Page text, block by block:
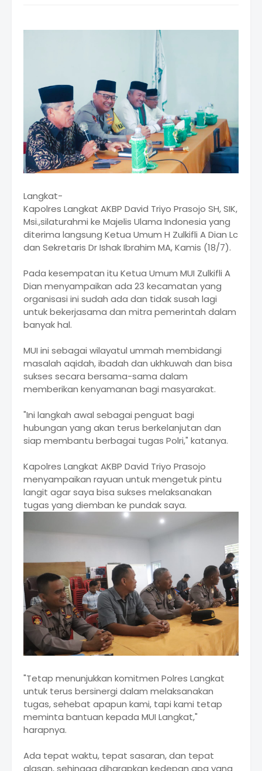
Langkat-
Kapolres Langkat AKBP David Triyo Prasojo SH, SIK,
Msi.,silaturahmi ke Majelis Ulama Indonesia yang
diterima langsung Ketua Umum H Zulkifli A Dian Lc
dan Sekretaris Dr Ishak Ibrahim MA, Kamis (18/7).
Pada kesempatan itu Ketua Umum MUI Zulkifli A
Dian menyampaikan ada 23 kecamatan yang
organisasi ini sudah ada dan tidak susah lagi
untuk bekerjasama dan mitra pemerintah dalam
banyak hal.
MUI ini sebagai wilayatul ummah membidangi
masalah aqidah, ibadah dan ukhkuwah dan bisa
sukses secara bersama-sama dalam
memberikan kenyamanan bagi masyarakat.
"Ini langkah awal sebagai penguat bagi
hubungan yang akan terus berkelanjutan dan
siap membantu berbagai tugas Polri," katanya.
Kapolres Langkat AKBP David Triyo Prasojo
menyampaikan rayuan untuk mengetuk pintu
langit agar saya bisa sukses melaksanakan
tugas yang diemban ke pundak saya.
"Tetap menunjukkan komitmen Polres Langkat
untuk terus bersinergi dalam melaksanakan
tugas, sehebat apapun kami, tapi kami tetap
meminta bantuan kepada MUI Langkat,"
harapnya.
Ada tepat waktu, tepat sasaran, dan tepat
alasan, sehingga diharapkan kedepan apa yang